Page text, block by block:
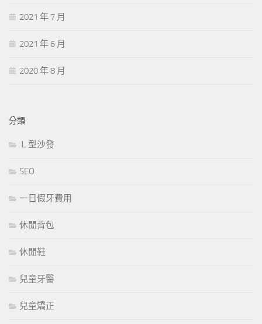
2021 年 7 月
2021 年 6 月
2020 年 8 月
分類
Ｌ型沙發
SEO
一日假牙費用
休閒背包
休閒鞋
兒童牙醫
兒童矯正